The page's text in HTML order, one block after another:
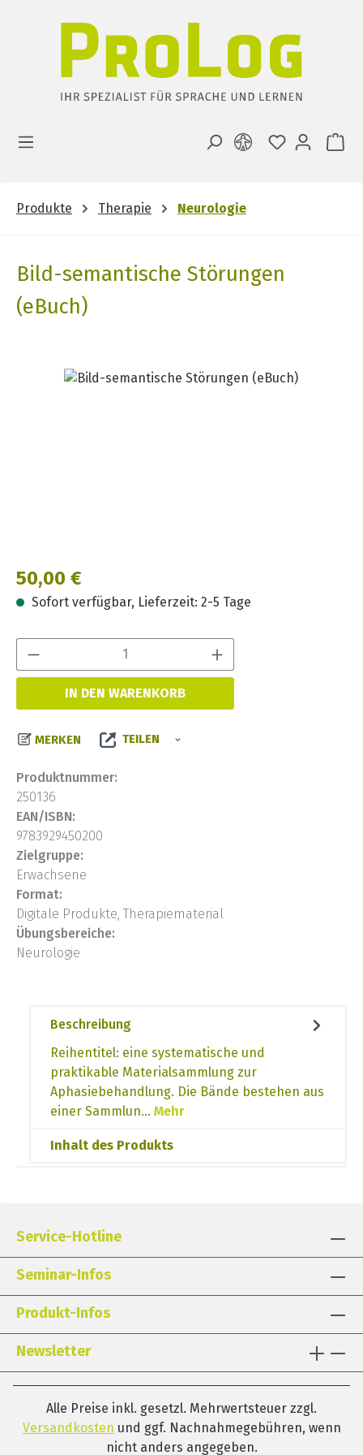
DU HAST 0
Produkte Therapie Neurologie
Bild-semantische Störungen
(eBuch)
Bildergalerie überspringen
Regulärer Preis:
50,00 €
Sofort verfügbar, Lieferzeit: 2-5 Tage
IN DEN WARENKORB
MERKEN TEILEN
Produktnummer:
250136
EAN/ISBN:
9783929450200
Zielgruppe:
Erwachsene
Format:
Digitale Produkte, Therapiematerial
Übungsbereiche:
Neurologie
Beschreibung
Reihentitel: eine systematische und
praktikable Materialsammlung zur
Aphasiebehandlung. Die Bände bestehen aus
einer Sammlun… Mehr
Inhalt des Produkts
Service-Hotline
Seminar-Infos
Produkt-Infos
Newsletter
Alle Preise inkl. gesetzl. Mehrwertsteuer zzgl.
Versandkosten und ggf. Nachnahmegebühren, wenn
nicht anders angegeben.